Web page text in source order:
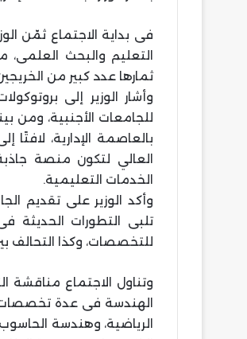
فى بداية الاجتماع ثمّن
التعليم والبحث العلمى،
ثمارها عدد كبير من
وأشار الوزير إلى
للجامعات الأجنبية، ومن
بالعاصمة الإدارية،
العالي لتكون منصة
الخدمات التعليمية.
وأكد الوزير على تقديم
تلبى التطورات الحديثة
للتخصصات، وكذا التحالف
وتناول الاجتماع مناقشة
الهندسة فى عدة تخصصات
الرياضية، وهندسة